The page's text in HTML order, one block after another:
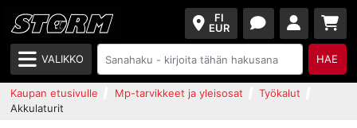
FI
EUR
VALIKKO HAE
Kaupan etusivulle Mp-tarvikkeet ja yleisosat
Työkalut
Akkulaturit